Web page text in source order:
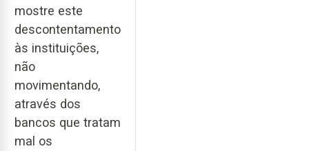
mostre este
descontentamento
às instituições,
não
movimentando,
através dos
bancos que tratam
mal os